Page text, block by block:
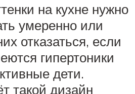
на кухне нужно
умеренно или
отказаться, если
гипертоники
дети.
такой дизайн